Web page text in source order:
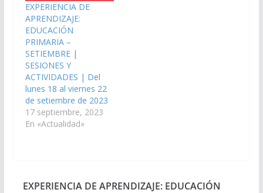
EXPERIENCIA DE
APRENDIZAJE:
EDUCACIÓN
PRIMARIA –
SETIEMBRE |
SESIONES Y
ACTIVIDADES | Del
lunes 18 al viernes 22
de setiembre de 2023
17 septiembre, 2023
En «Actualidad»
EXPERIENCIA DE APRENDIZAJE: EDUCACIÓN